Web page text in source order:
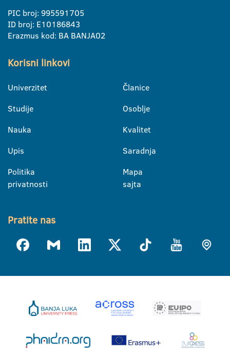
PIC broj: 995591705
ID broj: E10186843
Erazmus kod: BA BANJA02
Korisni linkovi
Univerzitet
Studije
Nauka
Upis
Politika
privatnosti
Članice
Osoblje
Kvalitet
Saradnja
Mapa
sajta
Pratite nas